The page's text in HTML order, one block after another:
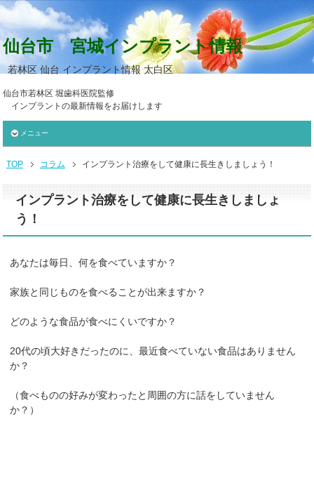
仙台市 宮城インプラント情報
若林区 仙台 インプラント情報 太白区
仙台市若林区 堀歯科医院監修
インプラントの最新情報をお届けします
メニュー
TOP コラム インプラント治療をして健康に長生きしましょう！
インプラント治療をして健康に長生きしましょ
う！
あなたは毎日、何を食べていますか？
家族と同じものを食べることが出来ますか？
どのような食品が食べにくいですか？
20代の頃大好きだったのに、最近食べていない食品はありません
か？
（食べものの好みが変わったと周囲の方に話をしていません
か？）